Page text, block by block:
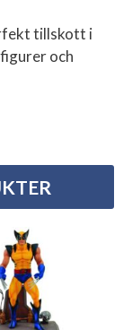
tillskott i
och